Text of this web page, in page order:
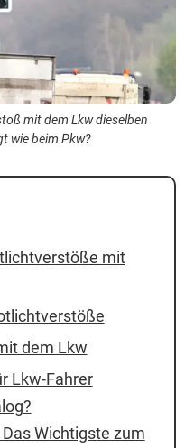
mit dem Lkw dieselben
wie beim Pkw?
mit
dem Lkw
Lkw-Fahrer
Wichtigste zum